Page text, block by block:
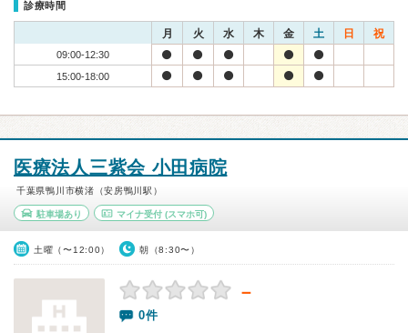
診療時間
月 火 水 木 金 土 日 祝
09:00-12:30
15:00-18:00
医療法人三紫会 小田病院
千葉県鴨川市横渚（安房鴨川駅）
駐車場あり マイナ受付(スマホ可)
土曜（〜12:00） 朝（8:30〜）
－
0件